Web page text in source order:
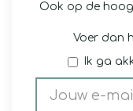
Ook op de
Voer dan
Ik ga